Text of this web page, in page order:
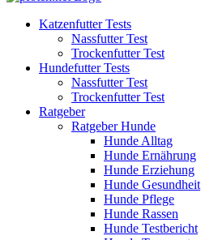
Katzenfutter Tests
Nassfutter Test
Trockenfutter Test
Hundefutter Tests
Nassfutter Test
Trockenfutter Test
Ratgeber
Ratgeber Hunde
Hunde Alltag
Hunde Ernährung
Hunde Erziehung
Hunde Gesundheit
Hunde Pflege
Hunde Rassen
Hunde Testbericht